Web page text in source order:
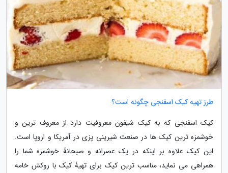
طرز تهیه کیک اسفنجی چگونه است؟
کیک اسفنجی که به کیک شیفون معروفیت دارد از معروف ترین و
خوشمزه ترین کیک ها در صنعت شیرینی پزی در آمریکا و اروپا است.
این کیک علاوه بر اینکه در یک عصرانه و صبحانۀ خوشمزه شما را
همراهی می نماید، مناسب ترین کیک برای تهیۀ کیک با روکش خامه